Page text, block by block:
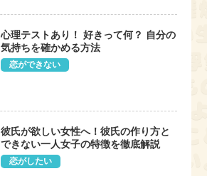
心理テストあり！ 好きって何？ 自分の
気持ちを確かめる方法
恋ができない
彼氏が欲しい女性へ！彼氏の作り方と
できない一人女子の特徴を徹底解説
恋がしたい